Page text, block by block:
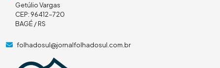
Getúlio Vargas
CEP: 96412-720
BAGÉ / RS
folhadosul@jornalfolhadosul.com.br